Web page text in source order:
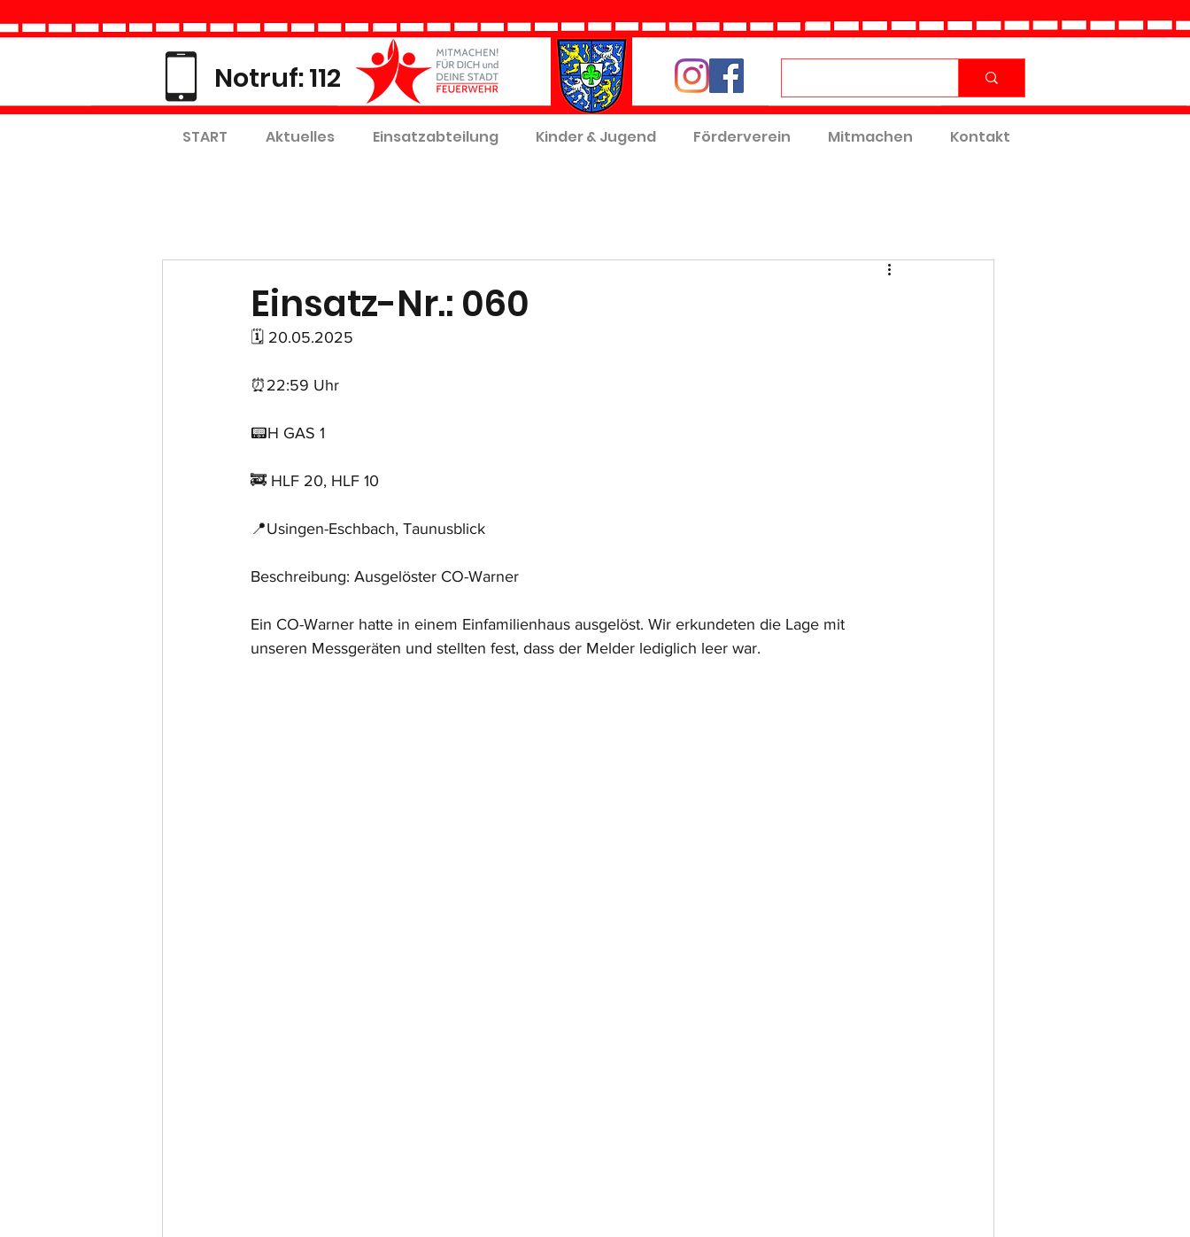
Notruf: 112
START Aktuelles Einsatzabteilung Kinder & Jugend Förderverein Mitmachen Kontakt
Einsatz-Nr.: 060
🗓 20.05.2025
⏰22:59 Uhr
📟H GAS 1
🚒 HLF 20, HLF 10
📍Usingen-Eschbach, Taunusblick
Beschreibung: Ausgelöster CO-Warner
Ein CO-Warner hatte in einem Einfamilienhaus ausgelöst. Wir erkundeten die Lage mit
unseren Messgeräten und stellten fest, dass der Melder lediglich leer war.